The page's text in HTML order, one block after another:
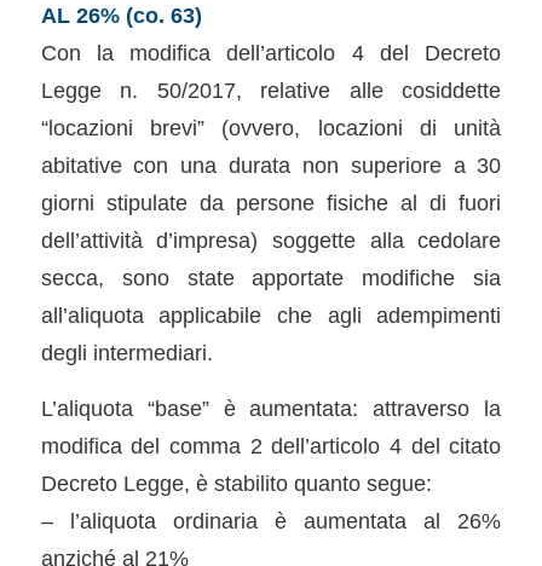
AL 26% (co. 63)
Con la modifica dell’articolo 4 del Decreto
Legge n. 50/2017, relative alle cosiddette
“locazioni brevi” (ovvero, locazioni di unità
abitative con una durata non superiore a 30
giorni stipulate da persone fisiche al di fuori
dell’attività d’impresa) soggette alla cedolare
secca, sono state apportate modifiche sia
all’aliquota applicabile che agli adempimenti
degli intermediari.
L’aliquota “base” è aumentata: attraverso la
modifica del comma 2 dell’articolo 4 del citato
Decreto Legge, è stabilito quanto segue:
– l’aliquota ordinaria è aumentata al 26%
anziché al 21%